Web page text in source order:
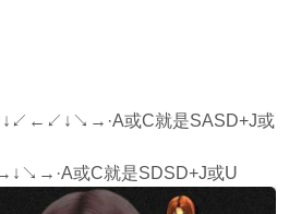
↓↙←↙↓↘→·A或C就是SASD+J或
或C就是SDSD+J或U